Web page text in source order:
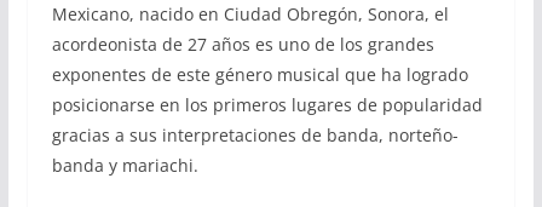
Mexicano, nacido en Ciudad Obregón, Sonora, el
acordeonista de 27 años es uno de los grandes
exponentes de este género musical que ha logrado
posicionarse en los primeros lugares de popularidad
gracias a sus interpretaciones de banda, norteño-
banda y mariachi.